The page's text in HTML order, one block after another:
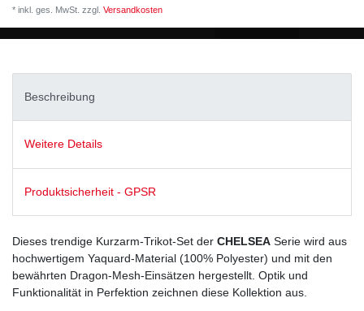
* inkl. ges. MwSt. zzgl. Versandkosten
Beschreibung
Weitere Details
Produktsicherheit - GPSR
Dieses trendige Kurzarm-Trikot-Set der CHELSEA Serie wird aus
hochwertigem Yaquard-Material (100% Polyester) und mit den
bewährten Dragon-Mesh-Einsätzen hergestellt. Optik und
Funktionalität in Perfektion zeichnen diese Kollektion aus.